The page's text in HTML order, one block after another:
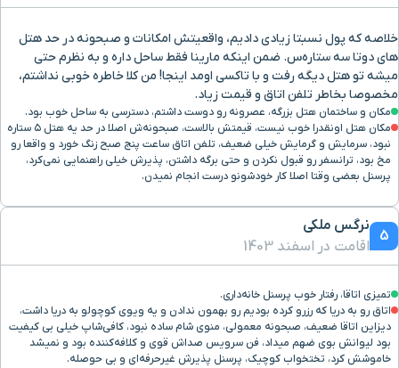
خلاصه که پول نسبتا زیادی دادیم، واقعیتش امكانات و صبحونه در حد هتل
های دوتا سه ستاره‌س. ضمن اینکه مارینا فقط ساحل داره و به نظرم حتی
میشه تو هتل دیگه رفت و با تاکسی اومد اینجا! من کلا خاطره خوبی نداشتم،
مخصوصا بخاطر تلفن اتاق و قیمت زیاد.
مکان و ساختمان هتل بزرگه، عصرونه رو دوست داشتم، دسترسی به ساحل خوب بود.
مکان هتل اونقدرا خوب نیست، قیمتش بالاست، صبحونه‌ش اصلا در حد یه هتل ۵ ستاره
نبود، سرمایش و گرمایش خیلی ضعیف، تلفن اتاق ساعت پنج صبح زنگ خورد و واقعا رو
مخ بود، ترانسفر رو قبول نکردن و حتی برگه داشتن، پذیرش خیلی راهنمایی نمی‌کرد،
پرسنل بعضی وقتا اصلا کار خودشونو درست انجام نمیدن.
5
نرگس ملکی
اقامت در اسفند 1403
تمیزی اتاقا، رفتار خوب پرسنل خانه‌داری.
اتاق رو به دریا که رزرو کرده بودیم رو بهمون ندادن و یه ویوی کوچولو به دریا داشت،
دیزاین اتاقا ضعیف، صبحونه معمولی، منوی شام ساده نبود، کافی‌شاپ خیلی بی کیفیت
بود لیوانش بوی ضهم میداد، فن سرویس صداش قوی و کلافه‌کننده بود و نمیشد
خاموشش کرد، تختخواب کوچیک، پرسنل پذیرش غیرحرفه‌ای و بی حوصله.